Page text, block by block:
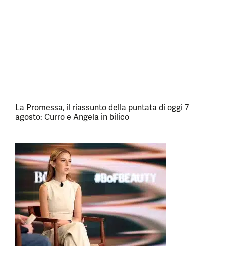
La Promessa, il riassunto della puntata di oggi 7
agosto: Curro e Angela in bilico